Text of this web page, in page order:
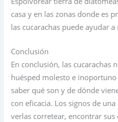
casa y en las zonas donde es
las cucarachas puede ayudar a
Conclusión
En conclusión, las cucarachas
huésped molesto e
saber qué son y de dónde
con eficacia. Los signos de
verlas corretear, encontrar